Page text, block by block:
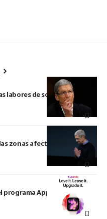
labores de socorro tras el
zonas afectadas por los
Apple Upgrade